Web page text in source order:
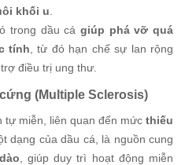
khối u
trong dầu cá giúp phá vỡ quá
tính , từ đó hạn chế sự lan rộng
điều trị ung thư.
(Multiple Sclerosis)
miễn, liên quan đến mức thiếu
dạng của dầu cá, là nguồn cung
, giúp duy trì hoạt động miễn